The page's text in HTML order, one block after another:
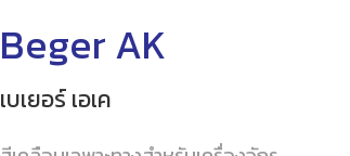
Beger AK
เบเยอร์ เอเค